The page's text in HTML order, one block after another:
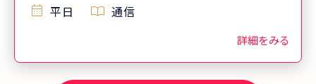
育てと両立して勉強したい方
平日
通信
詳細をみる